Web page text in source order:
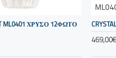
ML0401 ΧΡΥΣΟ 12ΦΩΤΟ
469,00€